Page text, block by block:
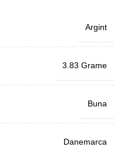
Argint
3.83 Grame
Buna
Danemarca